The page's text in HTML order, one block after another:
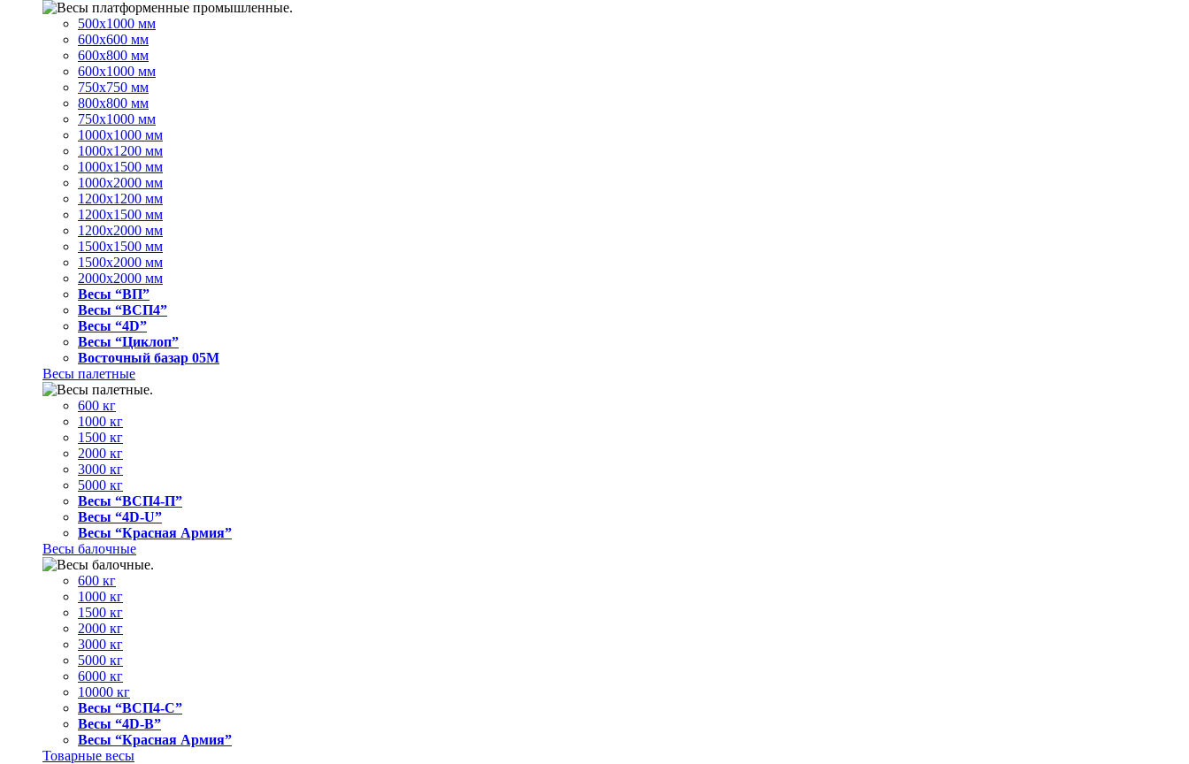
500x1000 мм
600x600 мм
600x800 мм
600x1000 мм
750x750 мм
800x800 мм
750x1000 мм
1000x1000 мм
1000x1200 мм
1000x1500 мм
1000x2000 мм
1200x1200 мм
1200x1500 мм
1200x2000 мм
1500x1500 мм
1500x2000 мм
2000x2000 мм
Весы “ВП”
Весы “ВСП4”
Весы “4D”
Весы “Циклоп”
Восточный базар 05M
Весы палетные
600 кг
1000 кг
1500 кг
2000 кг
3000 кг
5000 кг
Весы “ВСП4-П”
Весы “4D-U”
Весы “Красная Армия”
Весы балочные
600 кг
1000 кг
1500 кг
2000 кг
3000 кг
5000 кг
6000 кг
10000 кг
Весы “ВСП4-С”
Весы “4D-В”
Весы “Красная Армия”
Товарные весы